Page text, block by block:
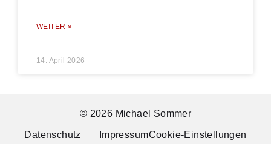
WEITER »
14. April 2026
© 2026 Michael Sommer
Datenschutz ImpressumCookie-Einstellungen